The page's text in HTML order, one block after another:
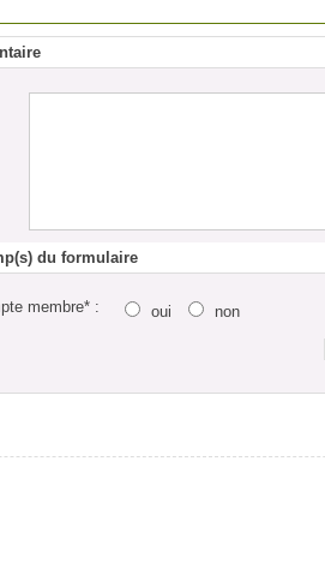
du formulaire
membre* : oui non